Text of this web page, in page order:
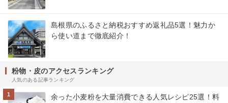
島根県のふるさと納税おすすめ返礼品5選！魅力か
ら使い道まで徹底紹介！
粉物・皮のアクセスランキング
人気のある記事ランキング
1
余った小麦粉を大量消費できる人気レシピ25選！料